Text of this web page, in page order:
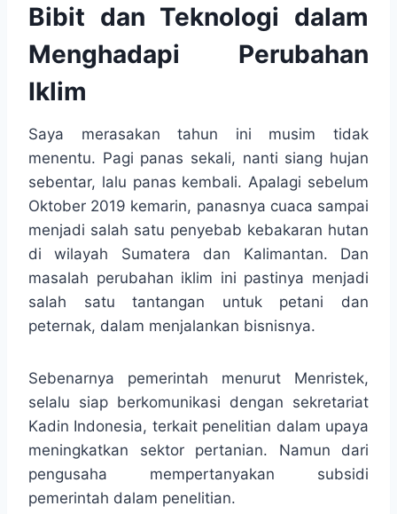
Bibit dan Teknologi dalam
Menghadapi Perubahan
Iklim
Saya merasakan tahun ini musim tidak
menentu. Pagi panas sekali, nanti siang hujan
sebentar, lalu panas kembali. Apalagi sebelum
Oktober 2019 kemarin, panasnya cuaca sampai
menjadi salah satu penyebab kebakaran hutan
di wilayah Sumatera dan Kalimantan. Dan
masalah perubahan iklim ini pastinya menjadi
salah satu tantangan untuk petani dan
peternak, dalam menjalankan bisnisnya.
Sebenarnya pemerintah menurut Menristek,
selalu siap berkomunikasi dengan sekretariat
Kadin Indonesia, terkait penelitian dalam upaya
meningkatkan sektor pertanian. Namun dari
pengusaha mempertanyakan subsidi
pemerintah dalam penelitian.